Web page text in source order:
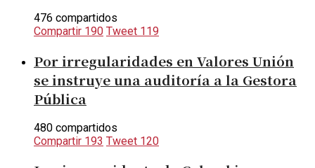
476 compartidos
Compartir 190 Tweet 119
Por irregularidades en Valores Unión
se instruye una auditoría a la Gestora
Pública
480 compartidos
Compartir 193 Tweet 120